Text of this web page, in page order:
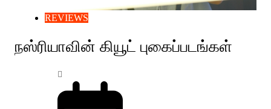
REVIEWS
நஸ்ரியாவின் கியூட் புகைப்படங்கள்